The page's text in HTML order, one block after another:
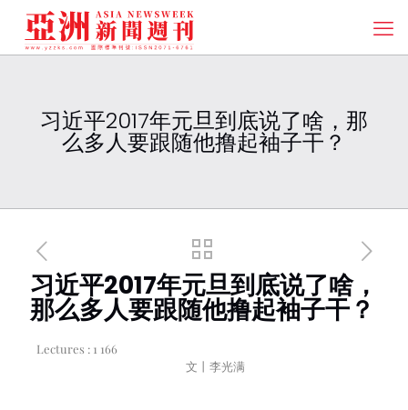
习近平2017年元旦到底说了啥，那
么多人要跟随他撸起袖子干？
习近平2017年元旦到底说了啥，
那么多人要跟随他撸起袖子干？
Lectures : 1 166
文丨李光满